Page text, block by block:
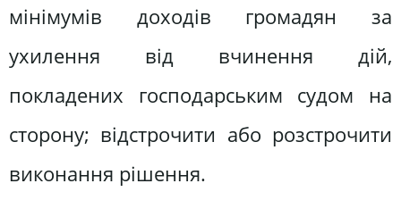
мінімумів доходів громадян за
ухилення від вчинення дій,
покладених господарським судом на
сторону; відстрочити або розстрочити
виконання рішення.